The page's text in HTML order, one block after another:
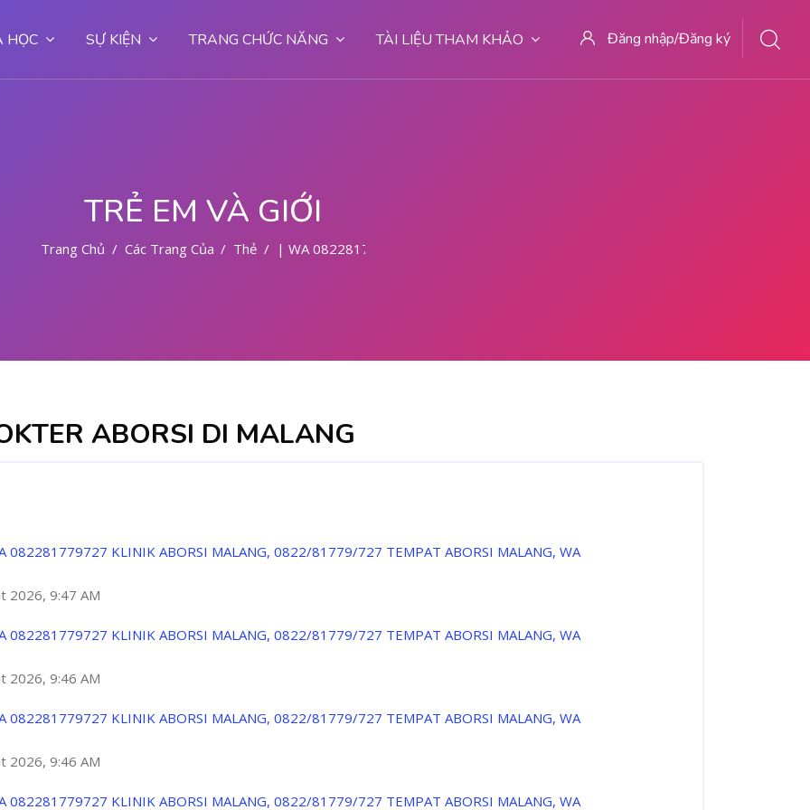
HỌC SỰ KIỆN TRANG CHỨC NĂNG TÀI LIỆU THAM KHẢO Đăng nhập/Đăng ký
TRẺ EM VÀ GIỚI
Trang Chủ Các Trang Của Hệ Thống
Thẻ | WA 082281779727 DOKTER ABORSI DI MALANG
ABORSI DI MALANG
082281779727 KLINIK ABORSI MALANG, 0822/81779/727 TEMPAT ABORSI MALANG, WA
2026, 9:47 AM
082281779727 KLINIK ABORSI MALANG, 0822/81779/727 TEMPAT ABORSI MALANG, WA
2026, 9:46 AM
082281779727 KLINIK ABORSI MALANG, 0822/81779/727 TEMPAT ABORSI MALANG, WA
2026, 9:46 AM
082281779727 KLINIK ABORSI MALANG, 0822/81779/727 TEMPAT ABORSI MALANG, WA